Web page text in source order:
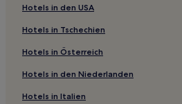
Landkreis Vulkaneifel: Hotels
Sarmersbach Hotels
Brücktal Hotels
Rodder Hotels
Acht Hotels
Hotels in den USA
Hotels in Tschechien
Hotels in Österreich
Hotels in den Niederlanden
Hotels in Italien